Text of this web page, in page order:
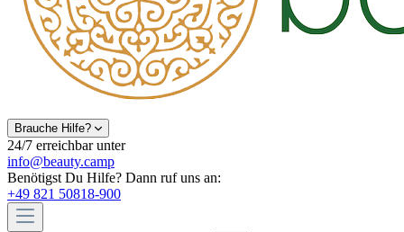
Brauche Hilfe?
24/7 erreichbar unter
info@beauty.camp
Benötigst Du Hilfe? Dann ruf uns an:
+49 821 50818-900